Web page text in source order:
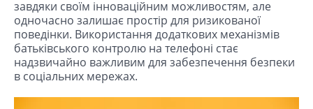
завдяки своїм інноваційним можливостям, але
одночасно залишає простір для ризикованої
поведінки. Використання додаткових механізмів
батьківського контролю на телефоні стає
надзвичайно важливим для забезпечення безпеки
в соціальних мережах.